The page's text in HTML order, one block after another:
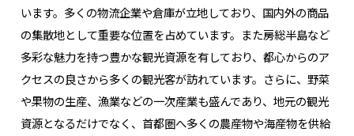
います。多くの物流企業や倉庫が立地しており、国内外の商品
の集散地として重要な位置を占めています。また房総半島など
多彩な魅力を持つ豊かな観光資源を有しており、都心からのア
クセスの良さから多くの観光客が訪れています。さらに、野菜
や果物の生産、漁業などの一次産業も盛んであり、地元の観光
資源となるだけでなく、首都圏へ多くの農産物や海産物を供給